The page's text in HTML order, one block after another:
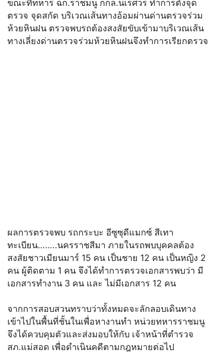
ขณะที่ทหาร ฉก.ราชมนู กกล.นเรศวร ทำการตั้งจุด
ตรวจ จุดสกัด บริเวณเส้นทางอ้อมผ่านด่านตรวจร่วม
ห้วยหินฝน ตรวจพบรถต้องสงสัยขับเข้ามาบริเวณเส้น
ทางเลี่ยงด่านตรวจร่วมห้วยหินฝนจึงทำการเรียกตรวจ
ผลการตรวจพบ รถกระบะ อีซูซุดีแมกซ์ สีเทา
ทะเบียน……..นครราชสีมา ภายในรถพบบุคคลต้อง
สงสัยชาวเมียนมาร์ 15 คน เป็นชาย 12 คน เป็นหญิง 2
คน ผู้ติดตาม 1 คน จึงได้ทำการตรวจเอกสารพบว่า มี
เอกสารทำงาน 3 คน และ ไม่มีเอกสาร 12 คน
จากการสอบสวนทราบว่าทั้งหมดจะลักลอบเดินทาง
เข้าไปในพื้นที่ชั้นในเพื่อหางานทำ หน่วยทหารราชมนู
จึงได้ควบคุมตัวและส่งมอบให้กับ เจ้าหน้าที่ตำรวจ
สภ.แม่สอด เพื่อดำเนินคดีตามกฎหมายต่อไป